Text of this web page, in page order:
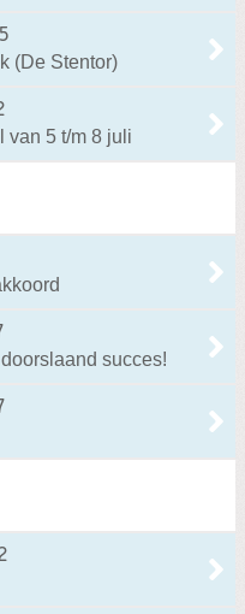
(De Stentor)
van 5 t/m 8 juli
succes!